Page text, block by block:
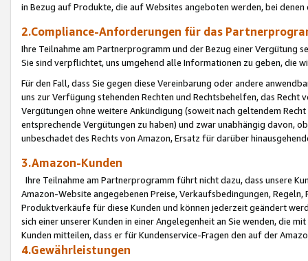
in Bezug auf Produkte, die auf Websites angeboten werden, bei
2.Compliance-Anforderungen für das
Ihre Teilnahme am Partnerprogramm und der Bezug einer Vergütung
Sie sind verpflichtet, uns umgehend alle Informationen zu geben, die
Für den Fall, dass Sie gegen diese Vereinbarung oder andere
uns zur Verfügung stehenden Rechten und Rechtsbehelfen, das
Vergütungen ohne weitere Ankündigung (soweit nach geltendem
entsprechende Vergütungen zu haben) und zwar unabhängig davon,
unbeschadet des Rechts von Amazon, Ersatz für darüber
3.Amazon-Kunden
Ihre Teilnahme am Partnerprogramm führt nicht dazu, dass unsere
Amazon-Website angegebenen Preise, Verkaufsbedingungen,
Produktverkäufe für diese Kunden und können jederzeit geändert
sich einer unserer Kunden in einer Angelegenheit an Sie wenden, die
Kunden mitteilen, dass er für Kundenservice-Fragen den auf der
4.Gewährleistungen